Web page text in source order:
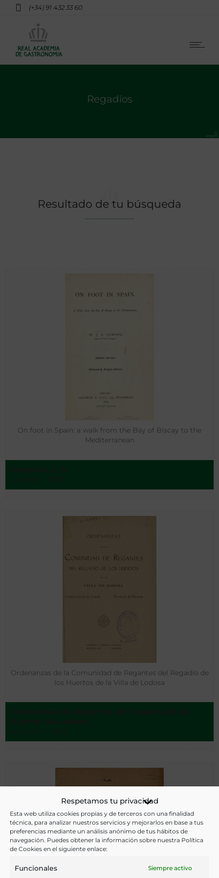
Respetamos tu privacidad
Esta web utiliza cookies propias y de terceros con una finalidad
técnica, para analizar nuestros servicios y mejorarlos en base a tus
preferencias mediante un análisis anónimo de tus hábitos de
navegación. Puedes obtener la información sobre nuestra Política
de Cookies en el siguiente enlace:
Funcionales Siempre activo
(+34) 91 432 33 60
Regadíos
Resultado de tu búsqueda
On foot in Spain: a walk from the Bay of Biscay to the
Mediterranean
Ordenanzas de la Comunidad de Regantes del Regadío de
los Huertos de la Villa de Lodosa